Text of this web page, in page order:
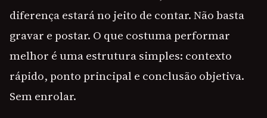
diferença estará no jeito de contar. Não basta
gravar e postar. O que costuma performar
melhor é uma estrutura simples: contexto
rápido, ponto principal e conclusão objetiva.
Sem enrolar.